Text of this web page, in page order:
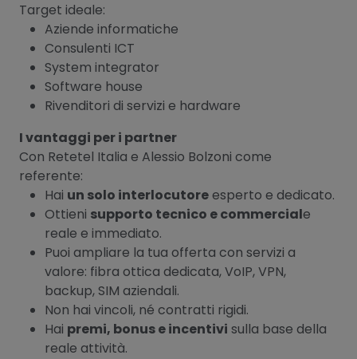
Target ideale:
Aziende informatiche
Consulenti ICT
System integrator
Software house
Rivenditori di servizi e hardware
I vantaggi per i partner
Con Retetel Italia e Alessio Bolzoni come
referente:
Hai un solo interlocutoreesperto e dedicato.
Ottieni supporto tecnico e commerciale
reale e immediato.
Puoi ampliare la tua offerta con servizi a
valore: fibra ottica dedicata, VoIP, VPN,
backup, SIM aziendali.
Non hai vincoli, né contratti rigidi.
Hai premi, bonus e incentivi sulla base della
reale attività.